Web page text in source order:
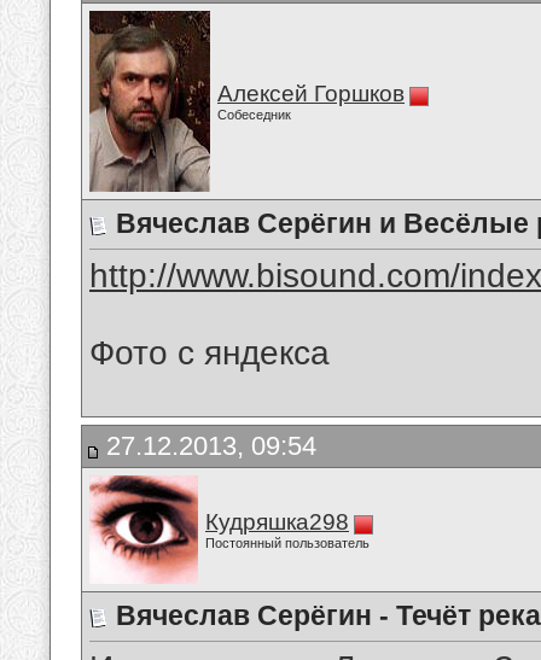
Алексей Горшков
Собеседник
Вячеслав Серёгин и
http://www.bisound.com/
Фото с яндекса
27.12.2013, 09:54
Кудряшка298
Постоянный пользователь
Вячеслав Серёгин - Течёт